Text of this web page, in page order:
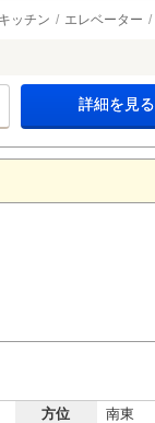
ッチン エレベーター
詳細を見る
方位 南東